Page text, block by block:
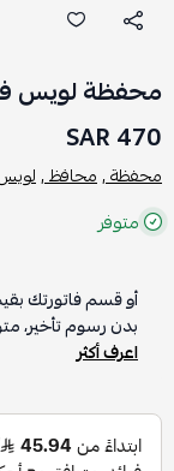
محفظة لويس
470 SAR
محفظة ,محافظ ,
متوفر
أو قسم فاتورتك
بدون رسوم تأخير،
اعرف أكثر